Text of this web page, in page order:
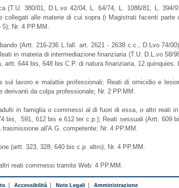
(T.U. 380/01, D.L.vo 42/04, L. 64/74, L. 1086/81, L. 394/
alle materie di cui sopra (i Magistrati facenti parte
Nr. 4 PP.MM.
(Artt. 216-236 L.fall. art. 2621 - 2638 c.c., D.Lvo 74/
in materia di intermediazione finanziaria (T.U. D.L.vo 58/
artt. 644 bis, 648 bis C.P. di natura finanziaria, 12 quinquies,
lavoro e malattie professionali; Reati di omicidio e
da colpa professionale; Nr. 2 PP.MM.
in famiglia o commessi al di fuori di essa, o altri reati
bis, 591, 612 bis e 612 ter c.p.); Reati sessuali (Artt. 609
all'A.G. competente; Nr. 4 PP.MM.
(artt. 323, 328, 640 bis c.p. altro); Nr. 4 PP.MM.
reati commessi tramite Web: 4 PP.MM.
Accessibilità Note Legali Amministrazione